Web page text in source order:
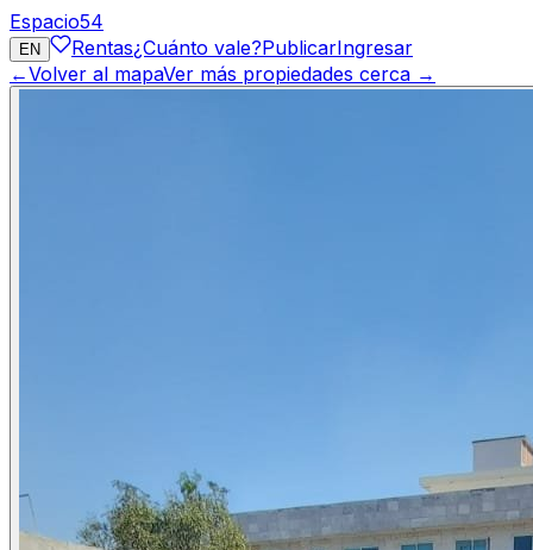
Espacio54
EN Rentas¿Cuánto vale?PublicarIngresar
←Volver al mapaVer más propiedades cerca →